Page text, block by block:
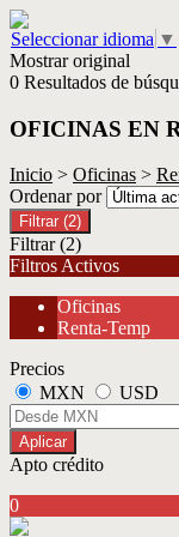
Seleccionar idioma ▼
Mostrar original
0 Resultados de
OFICINAS EN
Inicio > Oficinas >
Ordenar por
Filtrar (2)
Filtrar (2)
Filtros Activos
Oficinas
Renta-Temp
Precios
MXN
USD
Aplicar
Apto crédito
0